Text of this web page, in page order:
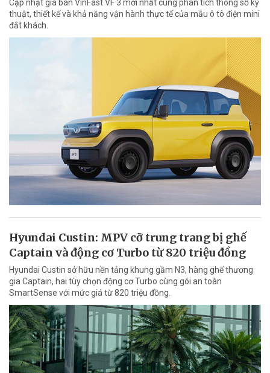
Cập nhật giá bán VinFast VF 3 mới nhất cùng phân tích thông số kỹ
thuật, thiết kế và khả năng vận hành thực tế của mẫu ô tô điện mini
đắt khách.
Hyundai Custin: MPV cỡ trung trang bị ghế
Captain và động cơ Turbo từ 820 triệu đồng
Hyundai Custin sở hữu nền tảng khung gầm N3, hàng ghế thương
gia Captain, hai tùy chọn động cơ Turbo cùng gói an toàn
SmartSense với mức giá từ 820 triệu đồng.